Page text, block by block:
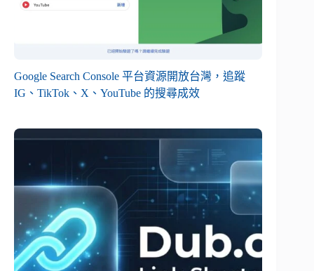
Google Search Console 平台資源開放台灣，追蹤
IG、TikTok、X、YouTube 的搜尋成效